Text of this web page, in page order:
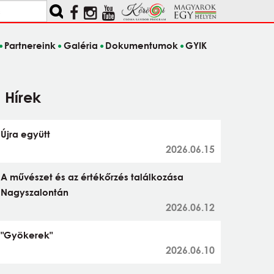
Partnereink Galéria Dokumentumok GYIK
Hírek
Újra együtt
2026.06.15
A művészet és az értékőrzés találkozása
Nagyszalontán
2026.06.12
"Gyökerek"
2026.06.10